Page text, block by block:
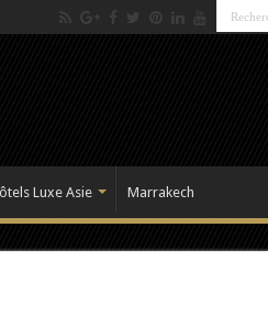
Luxe Asie Marrakech